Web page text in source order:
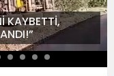
KAYBETTİ,